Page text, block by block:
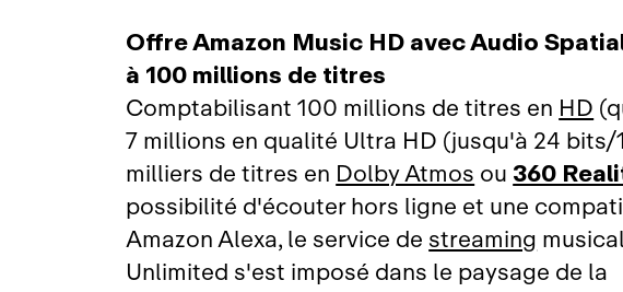
Offre Amazon Music HD avec Audio
à 100 millions de titres
Comptabilisant 100 millions de titres enHD
7 millions en qualité Ultra HD (jusqu'à 24 bits/
milliers de titres enDolby Atmosou360
possibilité d'écouter hors ligne et une
Amazon Alexa, le service destreaming
Unlimited s'est imposé dans le paysage de la